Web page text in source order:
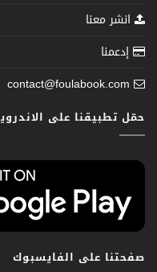
انشر معنا
إدعمنا
contact@foulabook.com
حمّل تطبيقنا على
صفحتنا على الفايسبوك